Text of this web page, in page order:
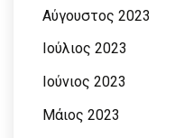
Αύγουστος 2023
Ιούλιος 2023
Ιούνιος 2023
Μάιος 2023